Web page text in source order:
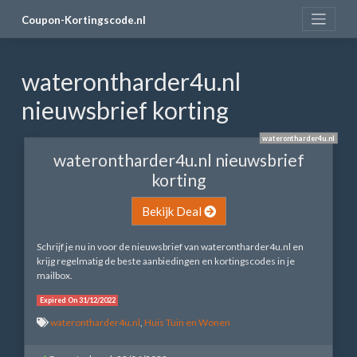
Coupon-Kortingscode.nl
waterontharder4u.nl
nieuwsbrief korting
waterontharder4u.nl
waterontharder4u.nl nieuwsbrief
korting
Bekijk Deal
Schrijf je nu in voor de nieuwsbrief van waterontharder4u.nl en
krijg regelmatig de beste aanbiedingen en kortingscodes in je
mailbox.
Expired On 31/12/2022
waterontharder4u.nl Huis Tuin en Wonen